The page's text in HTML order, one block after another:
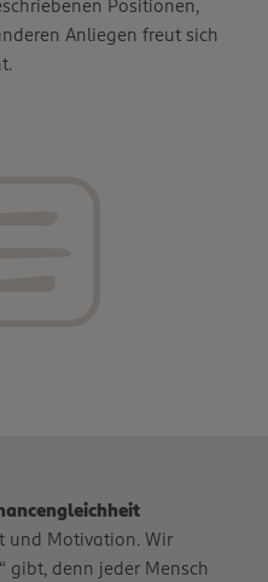
Positionen,
Anliegen freut sich
und Motivation. Wir
gibt, denn jeder Mensch